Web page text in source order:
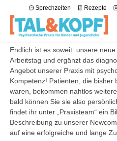
Sprechzeiten Rezepte
Endlich ist es soweit: unsere
Arbeitstag und ergänzt das
Angebot unserer Praxis mit
Kompetenz! Patienten, die bisher
waren, bekommen nahtlos
bald können Sie sie also
findet ihr unter „Praxisteam“ ein
Beschreibung zu unserer
auf eine erfolgreiche und lange